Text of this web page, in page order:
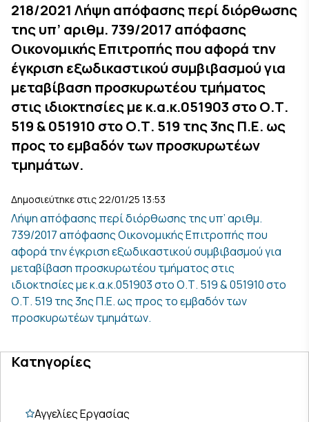
218/2021 Λήψη απόφασης περί διόρθωσης
της υπ’ αριθμ. 739/2017 απόφασης
Οικονομικής Επιτροπής που αφορά την
έγκριση εξωδικαστικού συμβιβασμού για
μεταβίβαση προσκυρωτέου τμήματος
στις ιδιοκτησίες με κ.α.κ.051903 στο Ο.Τ.
519 & 051910 στο Ο.Τ. 519 της 3ης Π.Ε. ως
προς το εμβαδόν των προσκυρωτέων
τμημάτων.
Δημοσιεύτηκε στις 22/01/25 13:53
Λήψη απόφασης περί διόρθωσης της υπ’ αριθμ.
739/2017 απόφασης Οικονομικής Επιτροπής που
αφορά την έγκριση εξωδικαστικού συμβιβασμού για
μεταβίβαση προσκυρωτέου τμήματος στις
ιδιοκτησίες με κ.α.κ.051903 στο Ο.Τ. 519 & 051910 στο
Ο.Τ. 519 της 3ης Π.Ε. ως προς το εμβαδόν των
προσκυρωτέων τμημάτων.
Κατηγορίες
Αγγελίες Εργασίας